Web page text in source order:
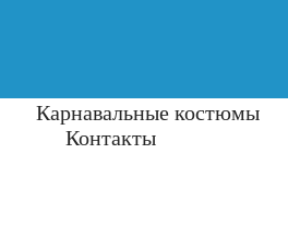
Карнавальные костюмы
Контакты